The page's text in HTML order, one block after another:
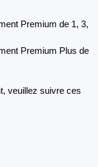
cookies ?
mois?
Premium de 1, 3,
Premium Plus de
veuillez suivre ces